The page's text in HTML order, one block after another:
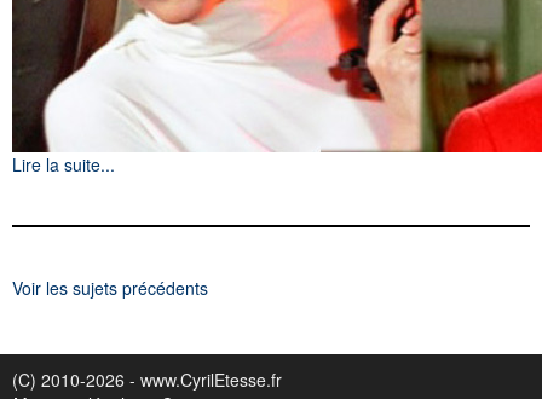
Lire la suite...
Voir les sujets précédents
(C) 2010-2026 - www.CyrilEtesse.fr